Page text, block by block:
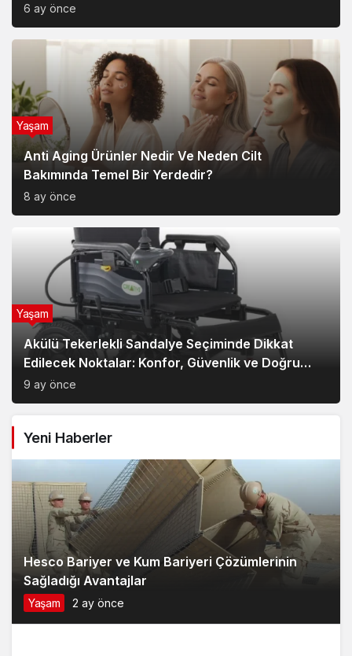
6 ay önce
Anti Aging Ürünler Nedir Ve Neden Cilt
Bakımında Temel Bir Yerdedir?
8 ay önce
Yaşam
Akülü Tekerlekli Sandalye Seçiminde Dikkat
Edilecek Noktalar: Konfor, Güvenlik ve Doğru
Model Tercihi
9 ay önce
Yaşam
Yeni Haberler
Hesco Bariyer ve Kum Bariyeri Çözümlerinin
Sağladığı Avantajlar
Yaşam 2 ay önce